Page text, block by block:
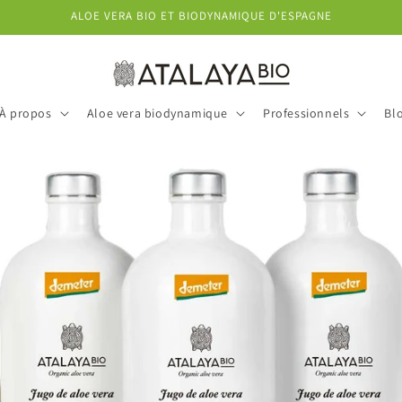
ALOE VERA BIO ET BIODYNAMIQUE D'ESPAGNE
À propos Aloe vera biodynamique Professionnels